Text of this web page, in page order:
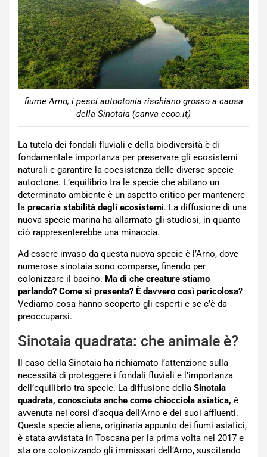
fiume Arno, i pesci autoctonia rischiano grosso a causa
della Sinotaia (canva-ecoo.it)
La tutela dei fondali fluviali e della biodiversità è di
fondamentale importanza per preservare gli ecosistemi
naturali e garantire la coesistenza delle diverse specie
autoctone. L’equilibrio tra le specie che abitano un
determinato ambiente è un aspetto critico per mantenere
la precaria stabilità degli ecosistemi. La diffusione di una
nuova specie marina ha allarmato gli studiosi, in quanto
ciò rappresenterebbe una minaccia.
Ad essere invaso da questa nuova specie è l’Arno, dove
numerose sinotaia sono comparse, finendo per
colonizzare il bacino. Ma di che creature stiamo
parlando? Come si presenta? È davvero così pericolosa?
Vediamo cosa hanno scoperto gli esperti e se c’è da
preoccuparsi.
Sinotaia quadrata: che animale è?
Il caso della Sinotaia ha richiamato l’attenzione sulla
necessità di proteggere i fondali fluviali e l’importanza
dell’equilibrio tra specie. La diffusione della Sinotaia
quadrata, conosciuta anche come chiocciola asiatica, è
avvenuta nei corsi d’acqua dell’Arno e dei suoi affluenti.
Questa specie aliena, originaria appunto dei fiumi asiatici,
è stata avvistata in Toscana per la prima volta nel 2017 e
sta ora colonizzando gli immissari dell’Arno, suscitando